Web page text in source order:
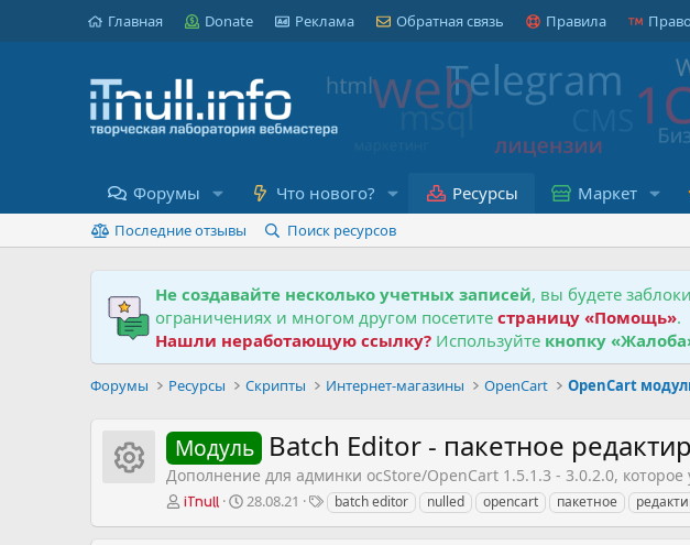
Главная Donate Реклама Обратная связь Правила
Форумы Что нового? Ресурсы Маркет
Последние отзывы Поиск ресурсов
Не создавайте несколько учетных записей, вы будете
ограничениях и многом другом посетите страницу «Помощь».
Нашли неработающую ссылку?Используйте кнопку
Форумы Ресурсы Скрипты Интернет-магазины OpenCart OpenCart
Иконка ресурса
Модуль Batch Editor - пакетное
Дополнение для админки ocStore/OpenCart 1.5.1.3 - 3.0.2.0,
А
iTnull
Д
28.08.21
Т batch editor nulled opencart пакетное